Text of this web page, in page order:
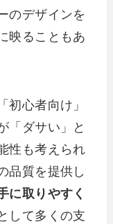
のデザインを
映ることもあ
初心者向け」
「ダサい」と
性も考えられ
品質を提供し
に取りやすく
して多くの支